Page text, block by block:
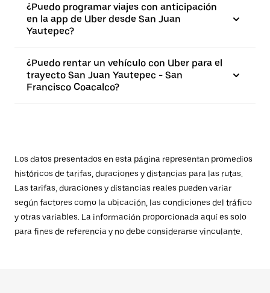
¿Puedo programar viajes con anticipación
en la app de Uber desde San Juan
Yautepec?
¿Puedo rentar un vehículo con Uber para el
trayecto San Juan Yautepec - San
Francisco Coacalco?
Los datos presentados en esta página representan promedios
históricos de tarifas, duraciones y distancias para las rutas.
Las tarifas, duraciones y distancias reales pueden variar
según factores como la ubicación, las condiciones del tráfico
y otras variables. La información proporcionada aquí es solo
para fines de referencia y no debe considerarse vinculante.